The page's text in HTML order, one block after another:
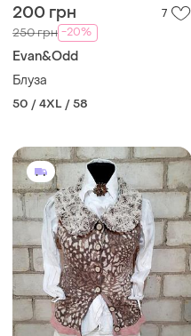
200 грн 7
250 грн -20%
Evan&Odd
Блуза
50 / 4XL / 58